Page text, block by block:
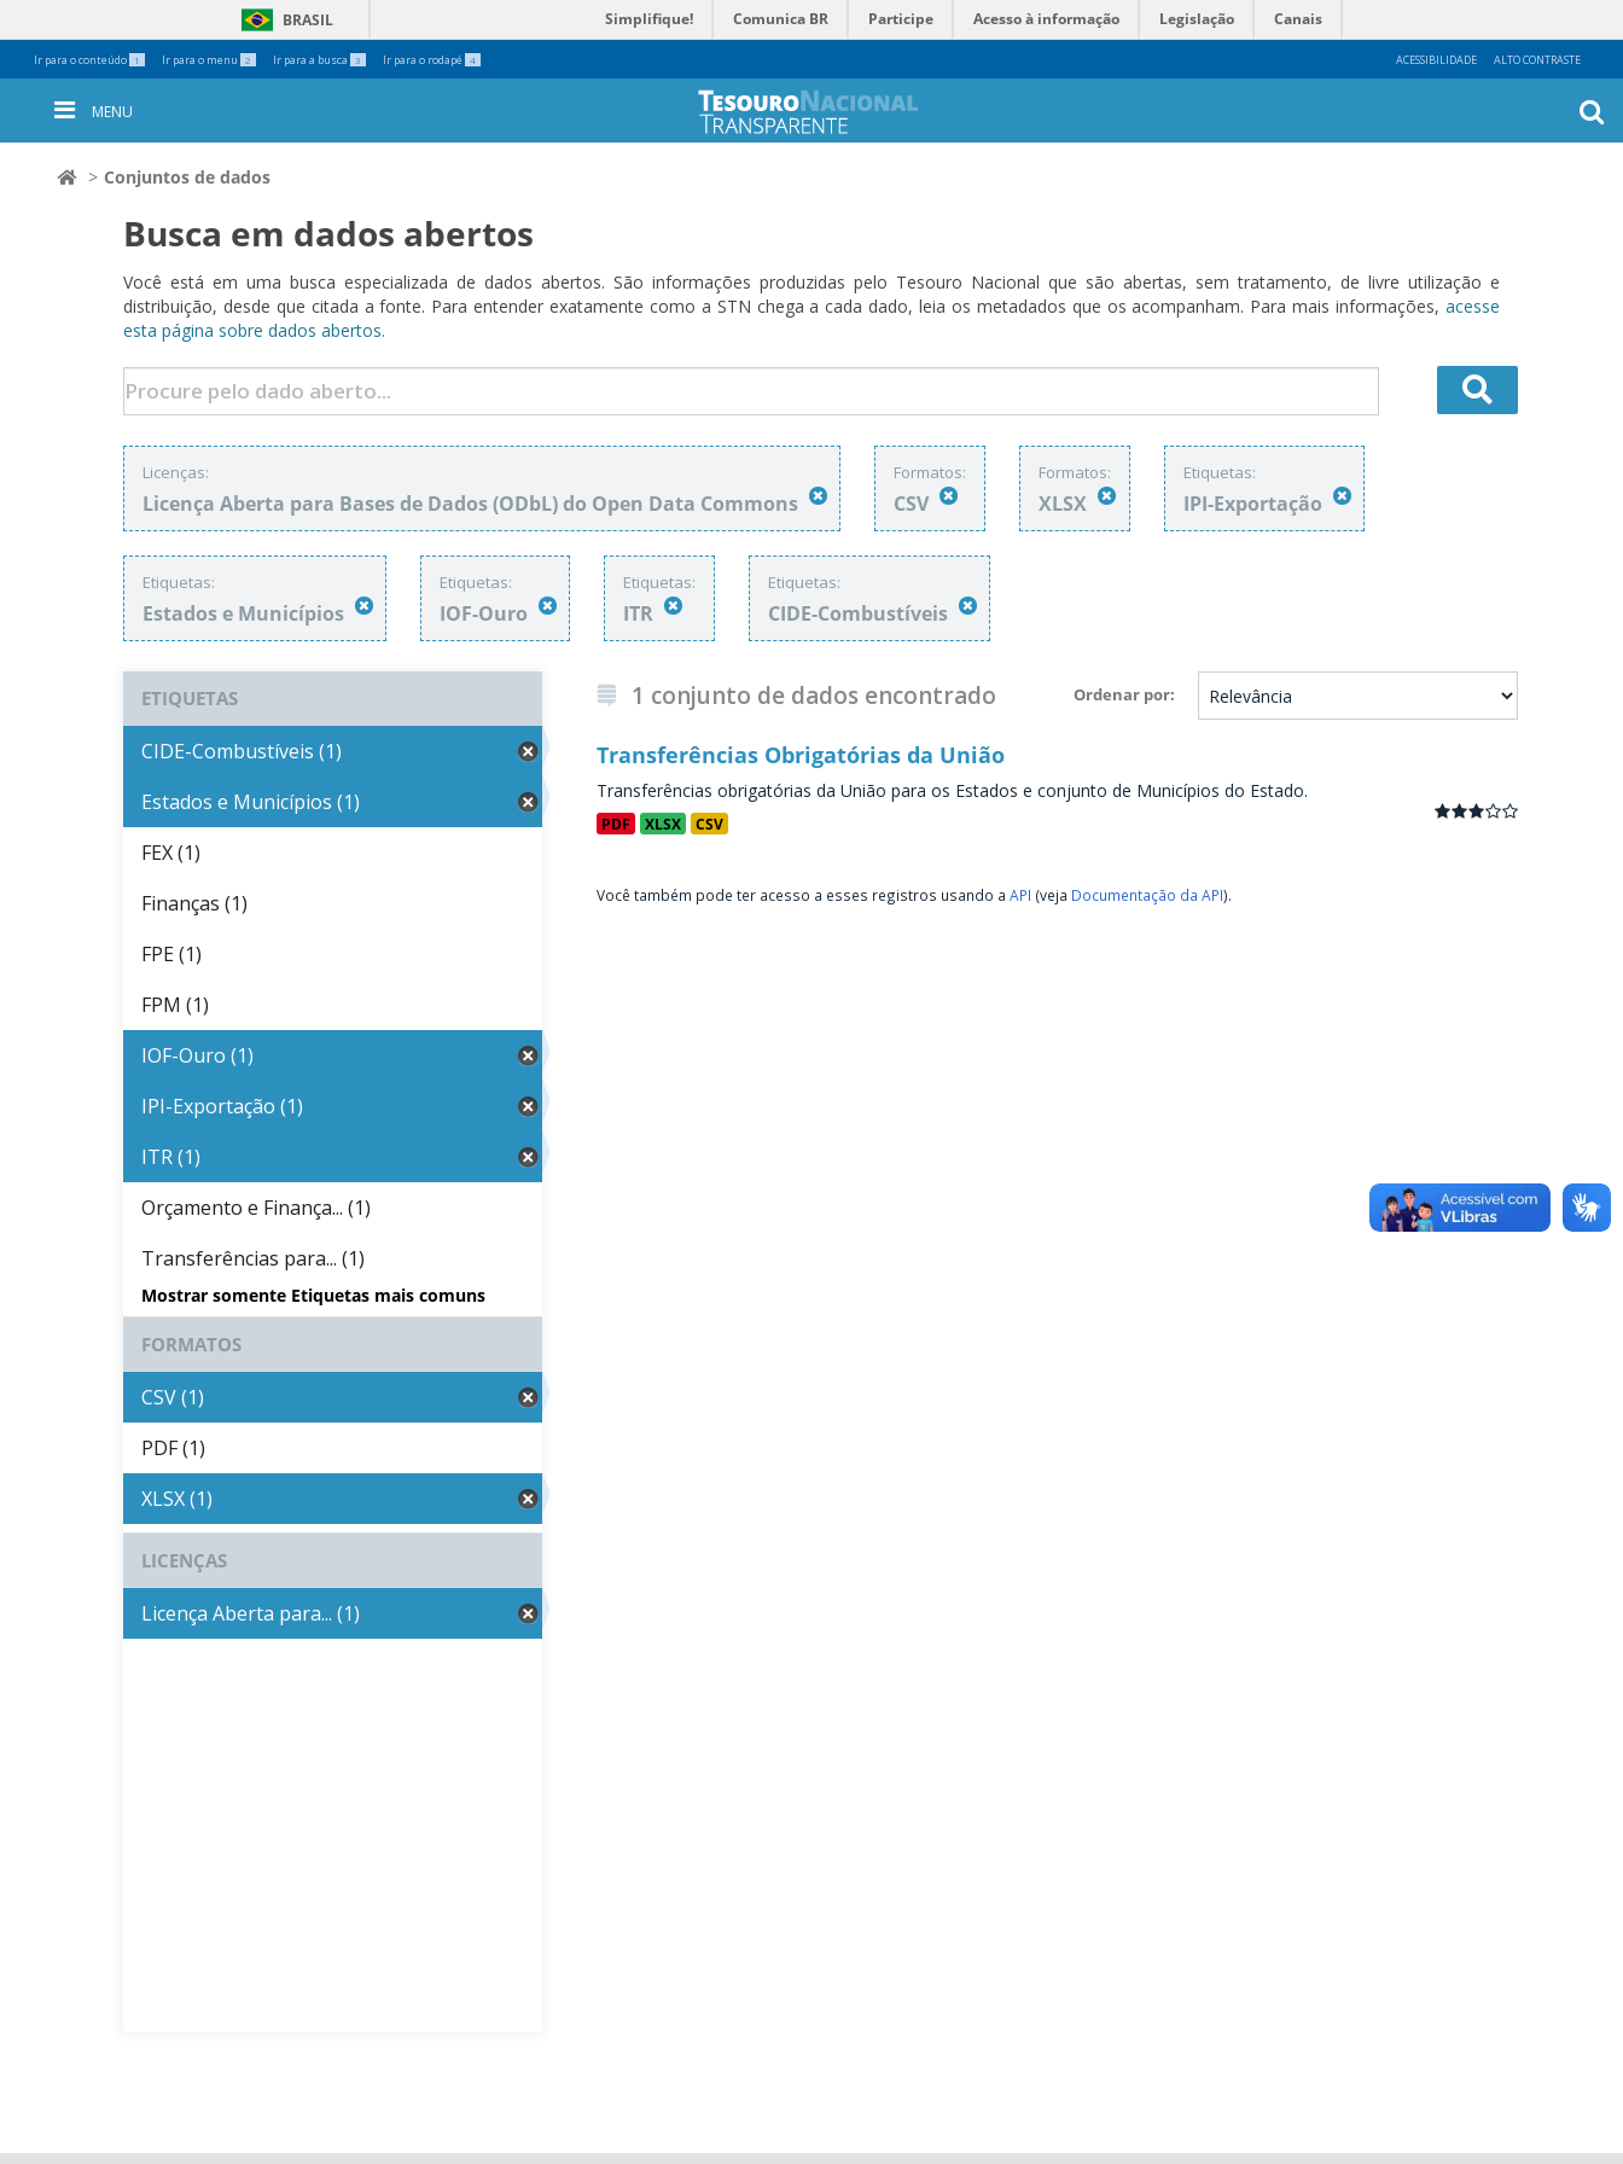
Ir para o conteúdo 1 Ir para o menu 2 Ir para a busca 3 Ir para o rodapé 4 ACESSIBILIDADE ALTO CONTRASTE
BRASIL Simplifique! Comunica BR Participe Acesso à informação Legislação Canais
Ferramentas
Pessoais
MENU
Conjuntos de dados
Busca em dados abertos
Você está em uma busca especializada de dados abertos. São informações produzidas pelo Tesouro Nacional que são abertas, sem tratamento, de livre utilização e
distribuição, desde que citada a fonte. Para entender exatamente como a STN chega a cada dado, leia os metadados que os acompanham. Para mais informações, acesse
esta página sobre dados abertos.
Licenças:
Licença Aberta para Bases de Dados (ODbL) do Open Data Commons
Formatos:
CSV
Formatos:
XLSX
Etiquetas:
IPI-Exportação
Etiquetas:
Estados e Municípios
Etiquetas:
IOF-Ouro
Etiquetas:
ITR
Etiquetas:
CIDE-Combustíveis
Ordenar por
1 conjunto de dados encontrado
Transferências Obrigatórias da União
Transferências obrigatórias da União para os Estados e conjunto de Municípios do Estado.
PDF XLSX CSV
Você também pode ter acesso a esses registros usando a API (veja Documentação da API).
ETIQUETAS
CIDE-Combustíveis (1)
Estados e Municípios (1)
FEX (1)
Finanças (1)
FPE (1)
FPM (1)
IOF-Ouro (1)
IPI-Exportação (1)
ITR (1)
Orçamento e Finança... (1)
Transferências para... (1)
Mostrar somente Etiquetas mais comuns
FORMATOS
CSV (1)
PDF (1)
XLSX (1)
LICENÇAS
Licença Aberta para... (1)